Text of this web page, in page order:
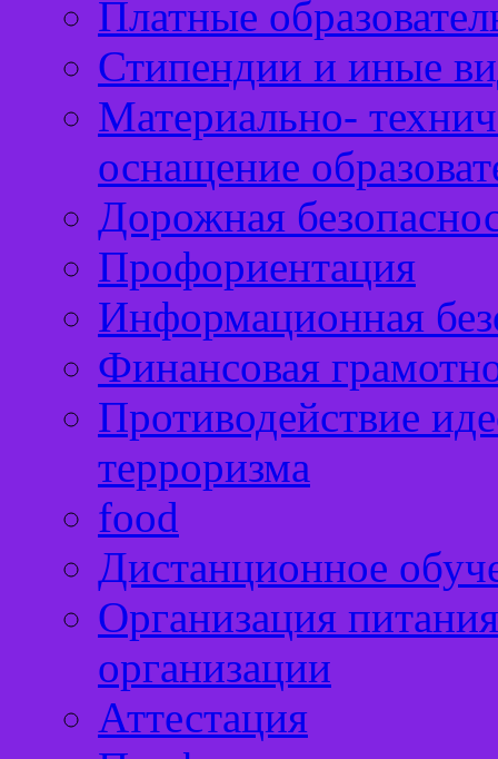
Платные
Стипендии и иные
Материально-
оснащение
Дорожная
Профориентация
Информационная
Финансовая
Противодействие
терроризма
food
Дистанционное
Организация
организации
Аттестация